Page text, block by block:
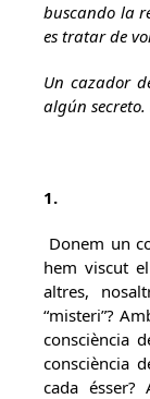
buscando la
es tratar de
Un cazador
algún secreto.
1.
Donem un
hem viscut
altres,
“misteri”?
consciència
consciència
cada ésser?